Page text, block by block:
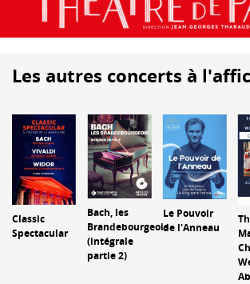
Les autres concerts à
Classic
Spectacular
Bach, les
Brandebourgeois
(intégrale
partie 2)
Le Pouvoir
de l'Anneau